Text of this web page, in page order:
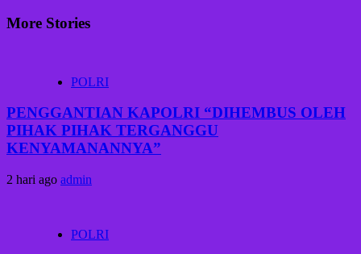
More Stories
POLRI
PENGGANTIAN KAPOLRI “DIHEMBUS OLEH
PIHAK PIHAK TERGANGGU
KENYAMANANNYA”
2 hari ago admin
POLRI